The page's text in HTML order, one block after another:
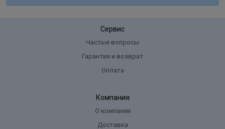
Сервис
Частые вопросы
Гарантия и возврат
Оплата
Компания
О компании
Доставка